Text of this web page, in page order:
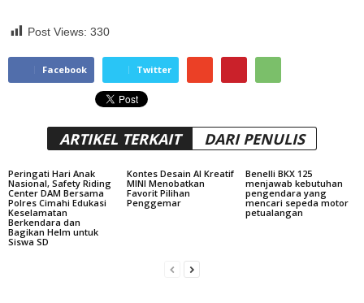
Post Views: 330
Facebook Twitter
ARTIKEL TERKAIT DARI PENULIS
Peringati Hari Anak
Nasional, Safety Riding
Center DAM Bersama
Polres Cimahi Edukasi
Keselamatan
Berkendara dan
Bagikan Helm untuk
Siswa SD
Kontes Desain AI Kreatif
MINI Menobatkan
Favorit Pilihan
Penggemar
Benelli BKX 125
menjawab kebutuhan
pengendara yang
mencari sepeda motor
petualangan